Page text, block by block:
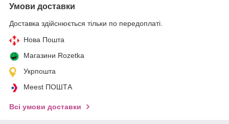
Умови доставки
Доставка здійснюється тільки по передоплаті.
Нова Пошта
Магазини Rozetka
Укрпошта
Meest ПОШТА
Всі умови доставки